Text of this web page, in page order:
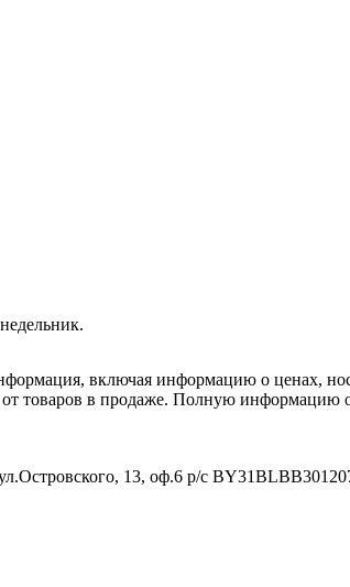
включая информацию о ценах,
товаров в продаже. Полную
13, оф.6 р/с